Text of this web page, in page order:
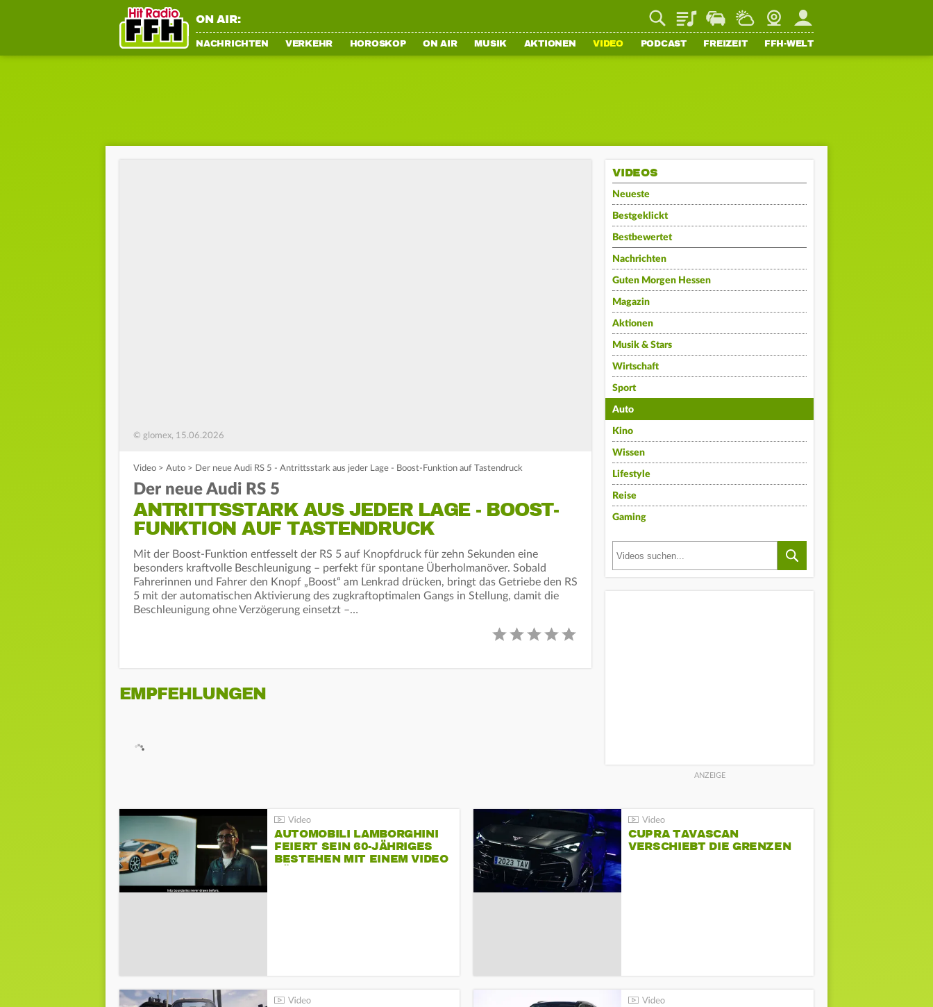
ON AIR: PlaylistStaupilotWetterWebcamMein FFH
NACHRICHTEN VERKEHR HOROSKOP ON AIR MUSIK AKTIONEN VIDEO PODCAST FREIZEIT FFH-WELT
© glomex, 15.06.2026
Video > Auto > Der neue Audi RS 5 - Antrittsstark aus jeder Lage - Boost-Funktion auf Tastendruck
Der neue Audi RS 5
ANTRITTSSTARK AUS JEDER LAGE - BOOST-
FUNKTION AUF TASTENDRUCK
Mit der Boost-Funktion entfesselt der RS 5 auf Knopfdruck für zehn Sekunden eine
besonders kraftvolle Beschleunigung – perfekt für spontane Überholmanöver. Sobald
Fahrerinnen und Fahrer den Knopf „Boost“ am Lenkrad drücken, bringt das Getriebe den RS
5 mit der automatischen Aktivierung des zugkraftoptimalen Gangs in Stellung, damit die
Beschleunigung ohne Verzögerung einsetzt –…
EMPFEHLUNGEN
VIDEOS
Neueste
Bestgeklickt
Bestbewertet
Nachrichten
Guten Morgen Hessen
Magazin
Aktionen
Musik & Stars
Wirtschaft
Sport
Auto
Kino
Wissen
Lifestyle
Reise
Gaming
AUTOMOBILI LAMBORGHINI
FEIERT SEIN 60-JÄHRIGES
BESTEHEN MIT EINEM VIDEO
CUPRA TAVASCAN
VERSCHIEBT DIE GRENZEN